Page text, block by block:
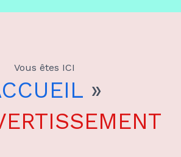
Vous êtes ICI
»